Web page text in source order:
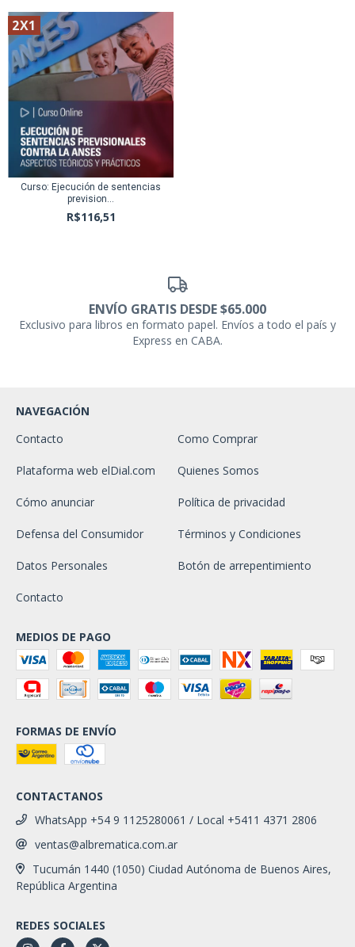
2X1
Curso: Ejecución de sentencias
prevision...
R$116,51
ENVÍO GRATIS DESDE $65.000
Exclusivo para libros en formato papel. Envíos a todo el país y
Express en CABA.
NAVEGACIÓN
Contacto
Como Comprar
Plataforma web elDial.com Quienes Somos
Cómo anunciar Política de privacidad
Defensa del Consumidor Términos y Condiciones
Datos Personales Botón de arrepentimiento
Contacto
MEDIOS DE PAGO
FORMAS DE ENVÍO
CONTACTANOS
WhatsApp +54 9 1125280061 / Local +5411 4371 2806
ventas@albrematica.com.ar
Tucumán 1440 (1050) Ciudad Autónoma de Buenos Aires,
República Argentina
REDES SOCIALES